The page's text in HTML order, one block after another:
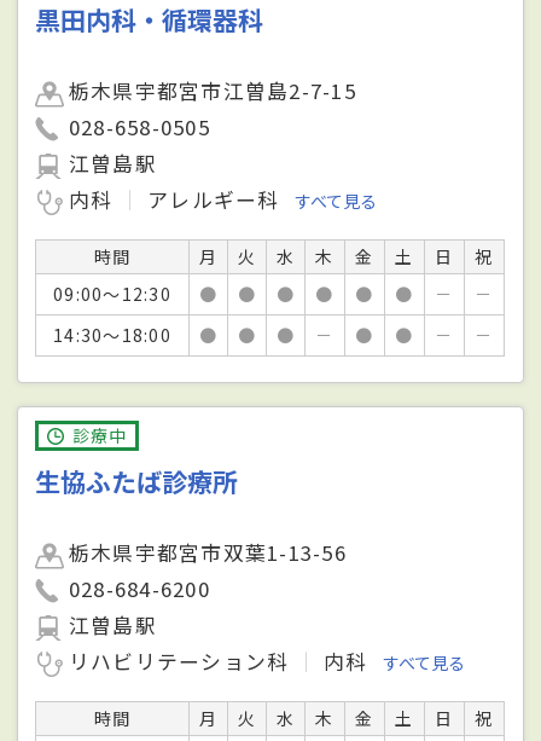
黒田内科・循環器科
栃木県宇都宮市江曽島2-7-15
028-658-0505
江曽島駅
内科
アレルギー科 すべて見る
時間 月 火 水 木 金 土 日
祝
09:00～12:30
● ● ● ● ● ● －
－
14:30～18:00
● ● ● － ● ● － －
診療中
生協ふたば診療所
栃木県宇都宮市双葉1-13-56
028-684-6200
江曽島駅
リハビリテーション科
内科 すべて見る
時間 月 火 水 木 金 土 日
祝